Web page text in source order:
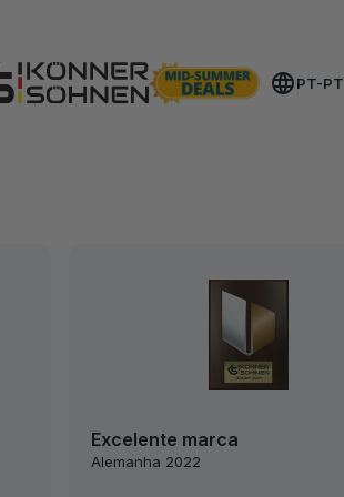
PT-PT
Excelente marca
Alemanha 2022